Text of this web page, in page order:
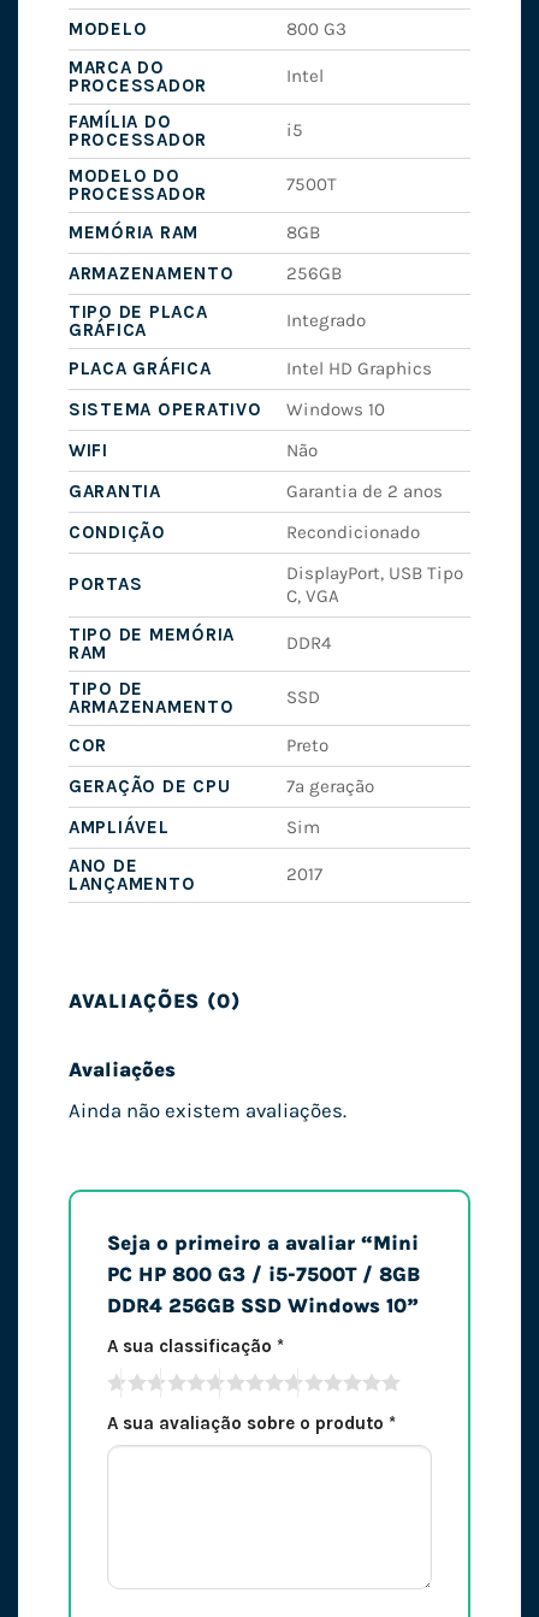
MODELO
800 G3
MARCA DO
PROCESSADOR
Intel
FAMÍLIA DO
PROCESSADOR
i5
MODELO DO
PROCESSADOR
7500T
MEMÓRIA RAM
8GB
ARMAZENAMENTO
256GB
TIPO DE PLACA
GRÁFICA
Integrado
PLACA GRÁFICA
Intel HD Graphics
SISTEMA OPERATIVO
Windows 10
WIFI
Não
GARANTIA
Garantia de 2 anos
CONDIÇÃO
Recondicionado
PORTAS
DisplayPort, USB Tipo
C, VGA
TIPO DE MEMÓRIA
RAM
DDR4
TIPO DE
ARMAZENAMENTO
SSD
COR
Preto
GERAÇÃO DE CPU
7ª geração
AMPLIÁVEL
Sim
ANO DE
LANÇAMENTO
2017
AVALIAÇÕES (0)
Avaliações
Ainda não existem avaliações.
Seja o primeiro a avaliar “Mini
PC HP 800 G3 / i5-7500T / 8GB
DDR4 256GB SSD Windows 10”
A sua classificação *
A sua avaliação sobre o produto *